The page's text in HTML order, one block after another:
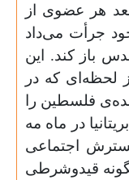
از سال ۱۹۴۹ به بعد هر عضوی از
جرأت می‌داد
باز کند. این
لحظه‌ای که در
آینده‌ی فلسطین را
در ماه مه
گسترش اجتماعی
قیدوشرطی